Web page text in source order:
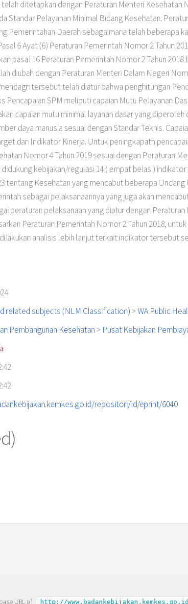
ditetapkan dengan Peraturan Menteri Kesehatan
Standar Pelayanan Minimal Bidang Kesehatan.
Pemerintahan Daerah sebagaimana telah beberapa
6 Ayat (6) Peraturan Pemerintah Nomor 2 Tahun
pasal 16 Peraturan Pemerintah Nomor 2 Tahun
diubah dengan Peraturan Menteri Dalam Negeri
tersebut telah diatur bahwa penghitungan
Pencapaian SPM meliputi capaian Mutu Pelayanan
capaian mutu minimal layanan dasar yang
daya manusia sesuai dengan Standar Teknis.
dan Indikator Kinerja. Untuk peningkapatn
Nomor 4 Tahun 2019 sesuai dengan Peraturan
kebijakan/regulasi 14 ( empat belas )
tentang Kesehatan yang mencabut beberapa
sebagai pelaksanaannya yang juga akan
peraturan pelaksanaan yang diatur dengan
Peraturan Pemerintah Nomor 2 Tahun 2018,
analisis lebih lanjut terkait indikator tersebut
related subjects (NLM Classification) >WA Public
Pembangunan Kesehatan > Pusat Kebijakan
repositori/id/eprint/6040
URL of http://